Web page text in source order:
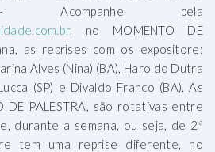
- Acompanhe pela
, no MOMENTO DE
as reprises com os expositore:
Alves (Nina) (BA), Haroldo Dutra
(SP) e Divaldo Franco (BA). As
DE PALESTRA, são rotativas entre
durante a semana, ou seja, de 2ª
tem uma reprise diferente, no